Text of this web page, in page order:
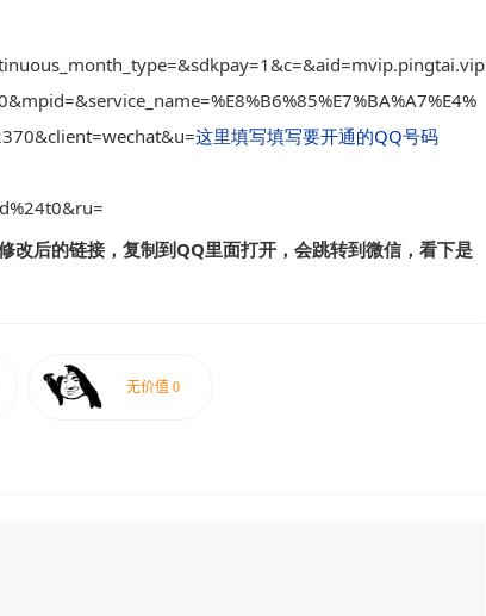
这里填写填写要开通的QQ号码
改后的链接，复制到QQ里面打开，会跳转到微信，看下是